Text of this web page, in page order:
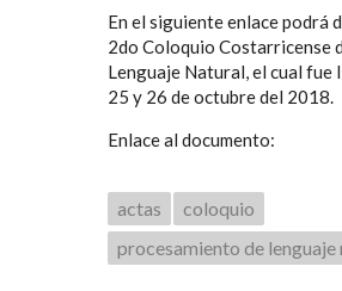
En el siguiente enlace podrá
2do Coloquio Costarricense
Lenguaje Natural, el cual fue
25 y 26 de octubre del 2018.
Enlace al documento:
actas
coloquio
procesamiento de lenguaje